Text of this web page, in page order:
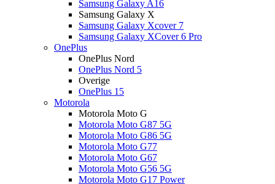
Samsung Galaxy A16
Samsung Galaxy X
Samsung Galaxy Xcover 7
Samsung Galaxy XCover 6 Pro
OnePlus
OnePlus Nord
OnePlus Nord 5
Overige
OnePlus 15
Motorola
Motorola Moto G
Motorola Moto G87 5G
Motorola Moto G86 5G
Motorola Moto G77
Motorola Moto G67
Motorola Moto G56 5G
Motorola Moto G17 Power